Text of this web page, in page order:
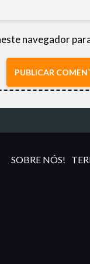
navegador
PUBLICAR
SOBRE NÓS!